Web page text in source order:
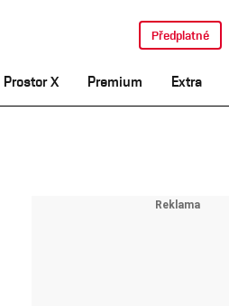
Prostor X Premium Extra
Předplatné